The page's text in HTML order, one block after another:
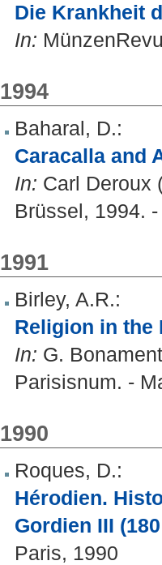
Die Krankheit
In:
1994
Baharal, D.:
Caracalla and
In: Carl Deroux
Brüssel, 1994.
1991
Birley, A.R.:
Religion in the
In: G.
Parisisnum. -
1990
Roques, D.:
Hérodien.
Gordien III
Paris, 1990